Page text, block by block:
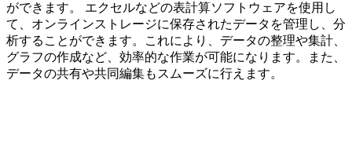
ができます。 エクセルなどの表計算ソフトウェアを使用し
て、オンラインストレージに保存されたデータを管理し、分
析することができます。これにより、データの整理や集計、
グラフの作成など、効率的な作業が可能になります。また、
データの共有や共同編集もスムーズに行えます。